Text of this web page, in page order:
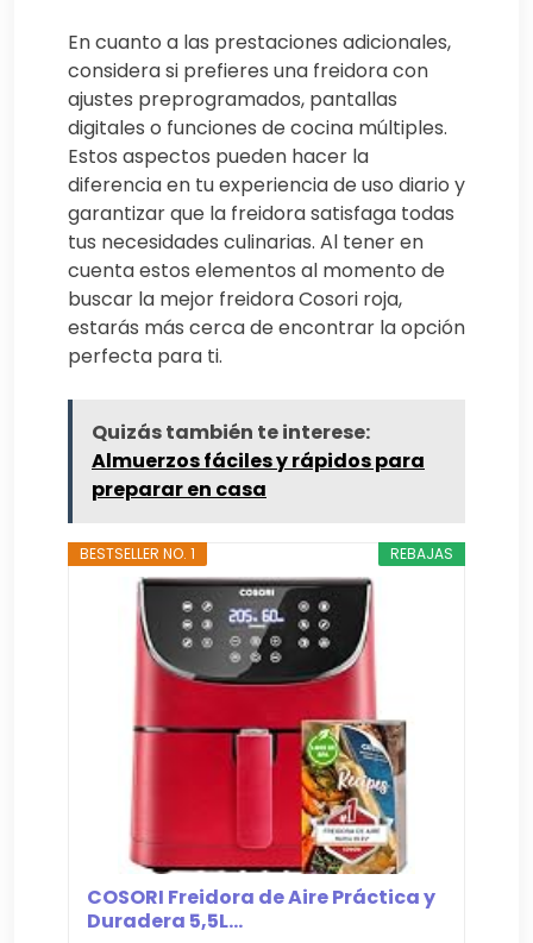
En cuanto a las prestaciones adicionales,
considera si prefieres una freidora con
ajustes preprogramados, pantallas
digitales o funciones de cocina múltiples.
Estos aspectos pueden hacer la
diferencia en tu experiencia de uso diario y
garantizar que la freidora satisfaga todas
tus necesidades culinarias. Al tener en
cuenta estos elementos al momento de
buscar la mejor freidora Cosori roja,
estarás más cerca de encontrar la opción
perfecta para ti.
Quizás también te interese:
Almuerzos fáciles y rápidos para
preparar en casa
REBAJAS
BESTSELLER NO. 1
COSORI Freidora de Aire Práctica y
Duradera 5,5L...